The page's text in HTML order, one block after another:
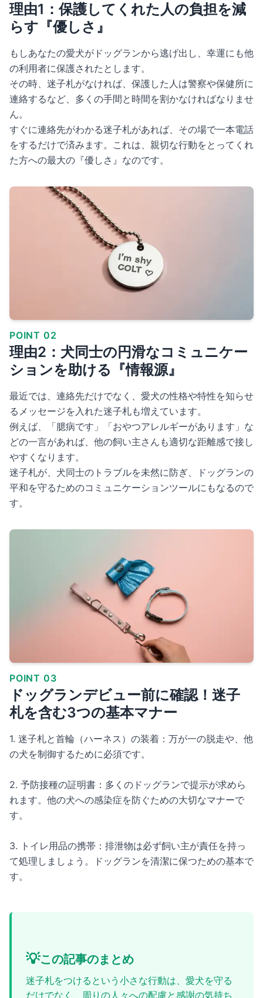
理由1：保護してくれた人の負担を減
らす『優しさ』
もしあなたの愛犬がドッグランから逃げ出し、幸運にも他
の利用者に保護されたとします。
その時、迷子札がなければ、保護した人は警察や保健所に
連絡するなど、多くの手間と時間を割かなければなりませ
ん。
すぐに連絡先がわかる迷子札があれば、その場で一本電話
をするだけで済みます。これは、親切な行動をとってくれ
た方への最大の『優しさ』なのです。
POINT 02
理由2：犬同士の円滑なコミュニケー
ションを助ける『情報源』
最近では、連絡先だけでなく、愛犬の性格や特性を知らせ
るメッセージを入れた迷子札も増えています。
例えば、「臆病です」「おやつアレルギーがあります」な
どの一言があれば、他の飼い主さんも適切な距離感で接し
やすくなります。
迷子札が、犬同士のトラブルを未然に防ぎ、ドッグランの
平和を守るためのコミュニケーションツールにもなるので
す。
POINT 03
ドッグランデビュー前に確認！迷子
札を含む3つの基本マナー
1. 迷子札と首輪（ハーネス）の装着：万が一の脱走や、他
の犬を制御するために必須です。
2. 予防接種の証明書：多くのドッグランで提示が求めら
れます。他の犬への感染症を防ぐための大切なマナーで
す。
3. トイレ用品の携帯：排泄物は必ず飼い主が責任を持っ
て処理しましょう。ドッグランを清潔に保つための基本で
す。
💡この記事のまとめ
迷子札をつけるという小さな行動は、愛犬を守る
だけでなく、周りの人々への配慮と感謝の気持ち